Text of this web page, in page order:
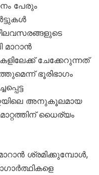
പേരും
ചേക്കേറുന്നത്
ഭൂരിഭാഗം
അനുകൂലമായ
ധൈര്യം
ശ്രമിക്കുമ്പോൾ,